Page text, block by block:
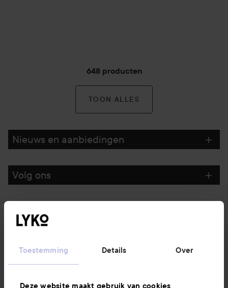
Toestemming Details Over
Deze website maakt gebruik van cookies
648 producten
TOON ALLES
Nieuws en aanbiedingen
Volg ons
Informatie
Ook interessant